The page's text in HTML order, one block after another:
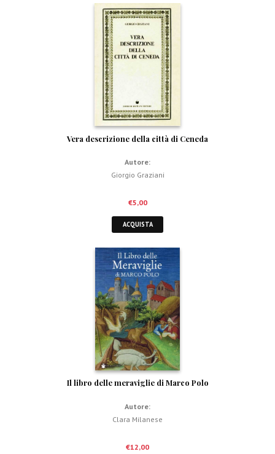
Vera descrizione della città di Ceneda
Autore:
Giorgio Graziani
€5,00
ACQUISTA
Il libro delle meraviglie di Marco Polo
Autore:
Clara Milanese
€12,00